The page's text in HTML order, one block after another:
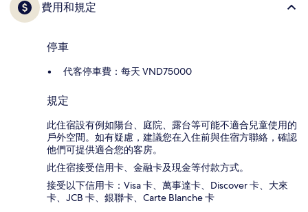
費用和規定
停車
代客停車費：每天 VND75000
規定
此住宿設有例如陽台、庭院、露台等可能不適合兒童使用的
戶外空間。如有疑慮，建議您在入住前與住宿方聯絡，確認
他們可提供適合您的客房。
此住宿接受信用卡、金融卡及現金等付款方式。
接受以下信用卡：Visa 卡、萬事達卡、Discover 卡、大來
卡、JCB 卡、銀聯卡、Carte Blanche 卡